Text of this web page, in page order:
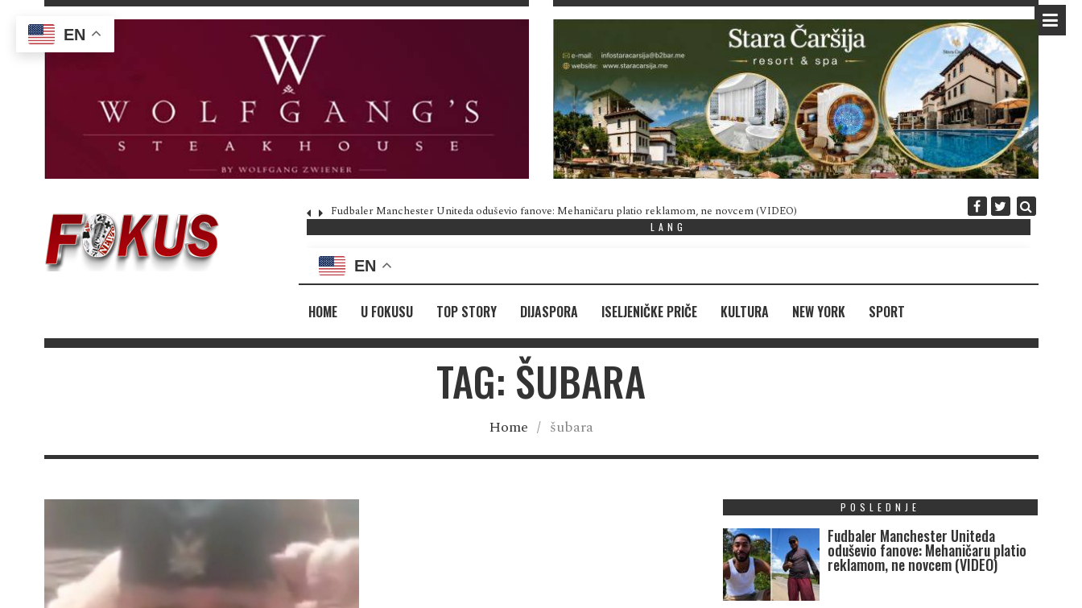
Fudbaler Manchester Uniteda oduševio fanove: Mehaničaru platio reklamom, ne novcem (VIDEO) Diplomatija po
LANG
EN
HOME U FOKUSU TOP STORY DIJASPORA ISELJENIČKE PRIČE KULTURA NEW YORK SPORT
TAG: ŠUBARA
Home / šubara
POSLEDNJE
Fudbaler Manchester Uniteda
oduševio fanove: Mehaničaru platio
reklamom, ne novcem (VIDEO)
EN